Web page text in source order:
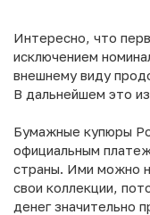
Интересно, что
исключением
внешнему виду
В дальнейшем это
Бумажные купюры
официальным
страны. Ими можно
свои коллекции,
денег значительно